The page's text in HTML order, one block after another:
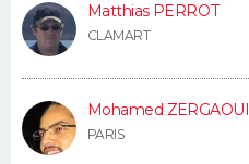
Matthias PERROT
CLAMART
Mohamed ZERGAOUI
PARIS